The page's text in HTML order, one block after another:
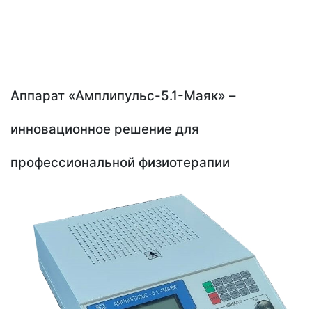
Аппарат «Амплипульс-5.1-Маяк» –
инновационное решение для
профессиональной физиотерапии